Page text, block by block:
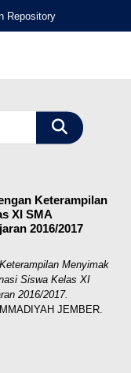
Repository
Keterampilan
XI SMA
2016/2017
Menyimak
Siswa Kelas XI
2016/2017.
JEMBER.